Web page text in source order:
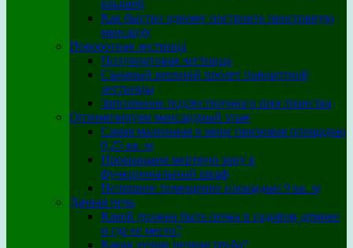
крышей
Как быстро одному построить просторную
мансарду
Поворотная лестница
Полувинтовая лестница
Съемный верхний пролет поворотной
лестницы
Заполнение подлестничного пространства
Оптимизируем мансардный этаж
Самая маленькая в мире прихожая площадью
0,25 кв. м
Превращаем мертвую зону в
функциональный шкаф
Нелишнее помещение площадью 9 кв. м
Дачная печь
Какой должна быть печка в садовом домике
и где ее место?
Какая лучше печная труба?